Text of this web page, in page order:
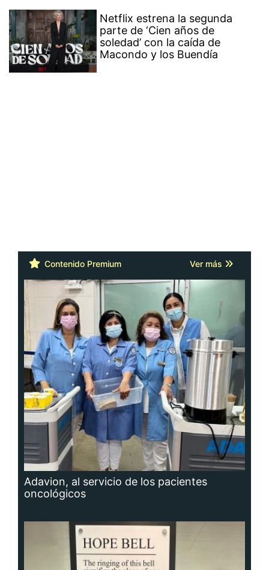
Netflix estrena la segunda
parte de ‘Cien años de
soledad’ con la caída de
Macondo y los Buendía
Contenido Premium Ver más
Adavion, al servicio de los pacientes
oncológicos